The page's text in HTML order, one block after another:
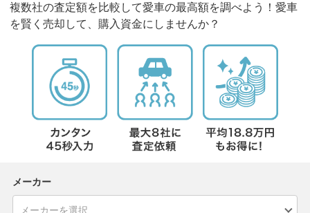
複数社の査定額を比較して愛車の最高額を調べよう！愛車
を賢く売却して、購入資金にしませんか？
メーカー